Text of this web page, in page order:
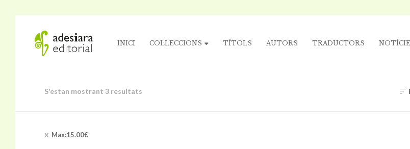
INICI COL·LECCIONS TÍTOLS AUTORS TRADUCTORS
S'estan mostrant 3 resultats
Max:15.00€